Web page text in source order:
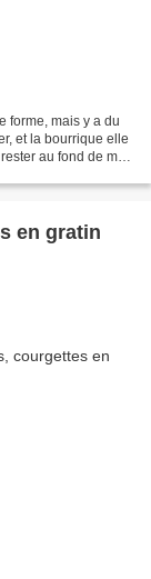
et la bourrique elle
au fond de mon
en gratin